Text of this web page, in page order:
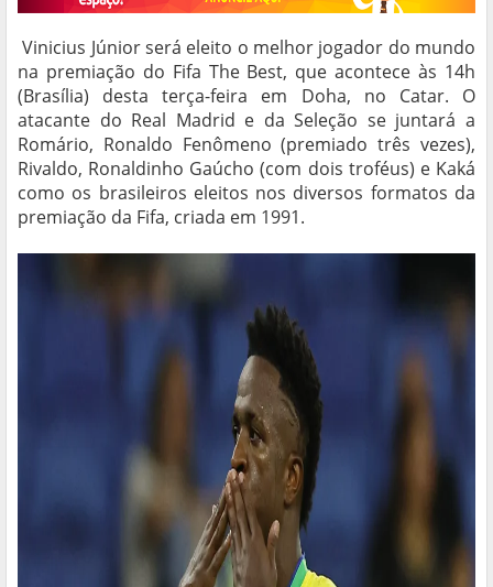
Vinicius Júnior será eleito o melhor jogador do mundo
na premiação do Fifa The Best, que acontece às 14h
(Brasília) desta terça-feira em Doha, no Catar. O
atacante do Real Madrid e da Seleção se juntará a
Romário, Ronaldo Fenômeno (premiado três vezes),
Rivaldo, Ronaldinho Gaúcho (com dois troféus) e Kaká
como os brasileiros eleitos nos diversos formatos da
premiação da Fifa, criada em 1991.